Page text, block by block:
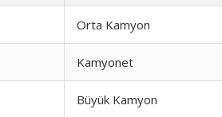
Orta Kamyon
Kamyonet
Büyük Kamyon